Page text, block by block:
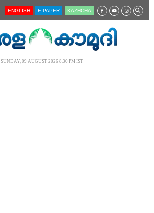
ENGLISH E-PAPER KĀZHCHA
SUNDAY, 09 AUGUST 2026 8.30 PM IST